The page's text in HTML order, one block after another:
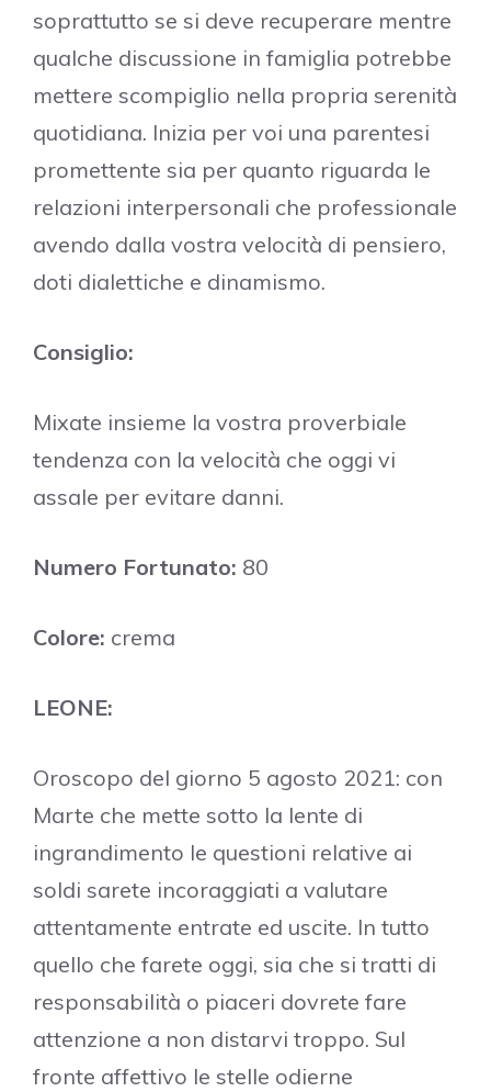
soprattutto se si deve recuperare mentre
qualche discussione in famiglia potrebbe
mettere scompiglio nella propria serenità
quotidiana. Inizia per voi una parentesi
promettente sia per quanto riguarda le
relazioni interpersonali che professionale
avendo dalla vostra velocità di pensiero,
doti dialettiche e dinamismo.
Consiglio:
Mixate insieme la vostra proverbiale
tendenza con la velocità che oggi vi
assale per evitare danni.
Numero Fortunato: 80
Colore: crema
LEONE:
Oroscopo del giorno 5 agosto 2021: con
Marte che mette sotto la lente di
ingrandimento le questioni relative ai
soldi sarete incoraggiati a valutare
attentamente entrate ed uscite. In tutto
quello che farete oggi, sia che si tratti di
responsabilità o piaceri dovrete fare
attenzione a non distarvi troppo. Sul
fronte affettivo le stelle odierne